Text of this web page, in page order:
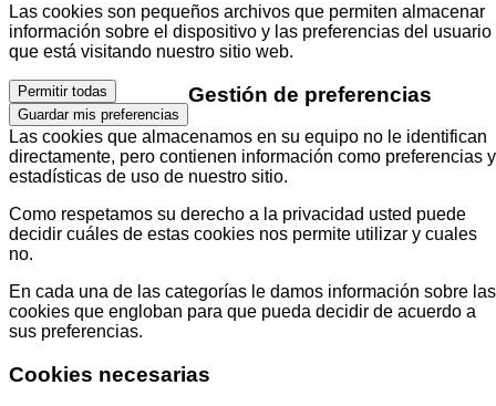
Las cookies son pequeños archivos que permiten almacenar
información sobre el dispositivo y las preferencias del usuario
que está visitando nuestro sitio web.
Permitir todas
Guardar mis preferencias
Gestión de preferencias
Las cookies que almacenamos en su equipo no le identifican
directamente, pero contienen información como preferencias y
estadísticas de uso de nuestro sitio.
Como respetamos su derecho a la privacidad usted puede
decidir cuáles de estas cookies nos permite utilizar y cuales
no.
En cada una de las categorías le damos información sobre las
cookies que engloban para que pueda decidir de acuerdo a
sus preferencias.
Cookies necesarias